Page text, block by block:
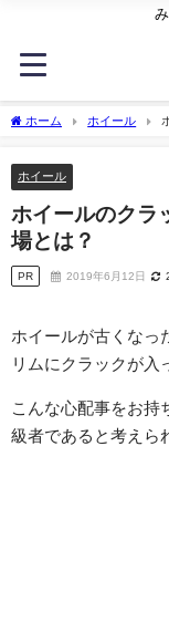
ホーム ホイール
ホイール
ホイールのクラ
場とは？
PR 2019年6月12日
ホイールが古くなっ
リムにクラックが入
こんな心配事をお持
級者であると考えら